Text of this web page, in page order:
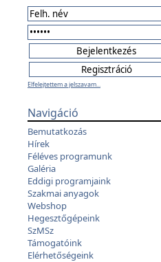
Elfelejtettem a jelszavam...
Navigáció
Bemutatkozás
Hírek
Féléves programunk
Galéria
Eddigi programjaink
Szakmai anyagok
Webshop
Hegesztőgépeink
SzMSz
Támogatóink
Elérhetőségeink